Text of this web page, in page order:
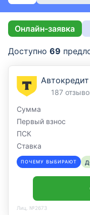
Онлайн-заявка
Доступно 69
Автокредит
187
Сумма
Первый взнос
ПСК
Ставка
ПОЧЕМУ ВЫБИРАЮТ
Лиц. №2673